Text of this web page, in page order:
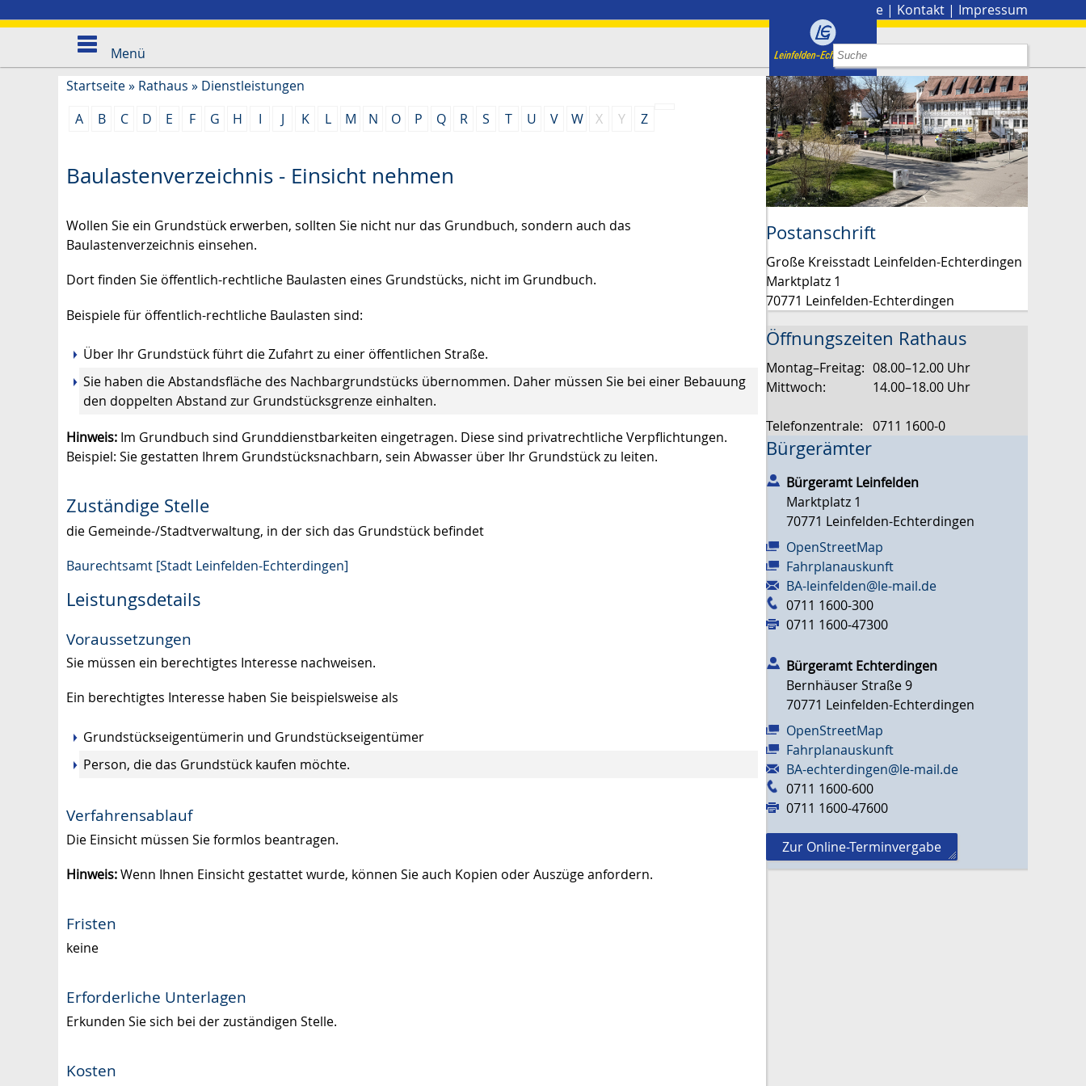
Presse | Kontakt | Impressum
Menü
Startseite» Rathaus » Dienstleistungen
A
B C D E F G H I J K L M N O P Q R S T U V W X Y Z
Baulastenverzeichnis - Einsicht nehmen
Wollen Sie ein Grundstück erwerben, sollten Sie nicht nur das Grundbuch, sondern auch das
Baulastenverzeichnis einsehen.
Dort finden Sie öffentlich-rechtliche Baulasten eines Grundstücks, nicht im Grundbuch.
Beispiele für öffentlich-rechtliche Baulasten sind:
Über Ihr Grundstück führt die Zufahrt zu einer öffentlichen Straße.
Sie haben die Abstandsfläche des Nachbargrundstücks übernommen. Daher müssen Sie bei einer Bebauung
den doppelten Abstand zur Grundstücksgrenze einhalten.
Hinweis: Im Grundbuch sind Grunddienstbarkeiten eingetragen. Diese sind privatrechtliche Verpflichtungen.
Beispiel: Sie gestatten Ihrem Grundstücksnachbarn, sein Abwasser über Ihr Grundstück zu leiten.
Zuständige Stelle
die Gemeinde-/Stadtverwaltung, in der sich das Grundstück befindet
Baurechtsamt [Stadt Leinfelden-Echterdingen]
Leistungsdetails
Voraussetzungen
Sie müssen ein berechtigtes Interesse nachweisen.
Ein berechtigtes Interesse haben Sie beispielsweise als
Grundstückseigentümerin und Grundstückseigentümer
Person, die das Grundstück kaufen möchte.
Verfahrensablauf
Die Einsicht müssen Sie formlos beantragen.
Hinweis:Wenn Ihnen Einsicht gestattet wurde, können Sie auch Kopien oder Auszüge anfordern.
Fristen
keine
Erforderliche Unterlagen
Erkunden Sie sich bei der zuständigen Stelle.
Kosten
Postanschrift
Große Kreisstadt Leinfelden-Echterdingen
Marktplatz 1
70771 Leinfelden-Echterdingen
Öffnungszeiten Rathaus
Montag–Freitag: 08.00–12.00 Uhr
Mittwoch:
14.00–18.00 Uhr
Telefonzentrale: 0711 1600-0
Bürgerämter
Bürgeramt Leinfelden
Marktplatz 1
70771 Leinfelden-Echterdingen
OpenStreetMap
Fahrplanauskunft
BA-leinfelden@le-mail.de
0711 1600-300
0711 1600-47300
Bürgeramt Echterdingen
Bernhäuser Straße 9
70771 Leinfelden-Echterdingen
OpenStreetMap
Fahrplanauskunft
BA-echterdingen@le-mail.de
0711 1600-600
0711 1600-47600
Zur Online-Terminvergabe